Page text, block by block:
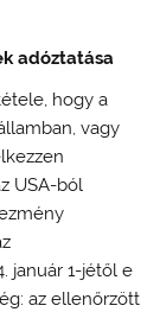
adóztatása
hogy a
vagy
USA-ból
január 1-jétől e
az ellenőrzött